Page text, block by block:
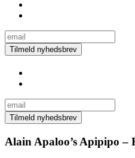
Alain Apaloo’s Apipipo –